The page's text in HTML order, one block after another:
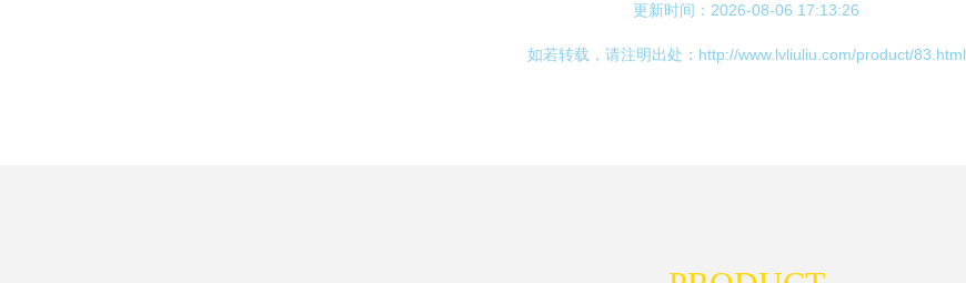
更新时间：2026-08-06 17:13:26
如若转载，请注明出处：http://www.lvliuliu.com/product/83.html